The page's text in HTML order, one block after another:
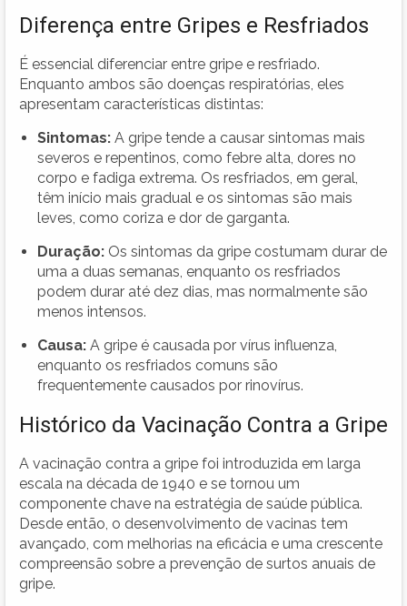
Diferença entre Gripes e Resfriados
É essencial diferenciar entre gripe e resfriado.
Enquanto ambos são doenças respiratórias, eles
apresentam características distintas:
Sintomas: A gripe tende a causar sintomas mais
severos e repentinos, como febre alta, dores no
corpo e fadiga extrema. Os resfriados, em geral,
têm início mais gradual e os sintomas são mais
leves, como coriza e dor de garganta.
Duração: Os sintomas da gripe costumam durar de
uma a duas semanas, enquanto os resfriados
podem durar até dez dias, mas normalmente são
menos intensos.
Causa: A gripe é causada por vírus influenza,
enquanto os resfriados comuns são
frequentemente causados por rinovírus.
Histórico da Vacinação Contra a Gripe
A vacinação contra a gripe foi introduzida em larga
escala na década de 1940 e se tornou um
componente chave na estratégia de saúde pública.
Desde então, o desenvolvimento de vacinas tem
avançado, com melhorias na eficácia e uma crescente
compreensão sobre a prevenção de surtos anuais de
gripe.